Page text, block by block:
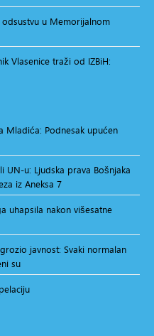
odsustvu u Memorijalnom
Vlasenice traži od IZBiH:
Mladića: Podnesak upućen
UN-u: Ljudska prava Bošnjaka
iz Aneksa 7
uhapsila nakon višesatne
javnost: Svaki normalan
su